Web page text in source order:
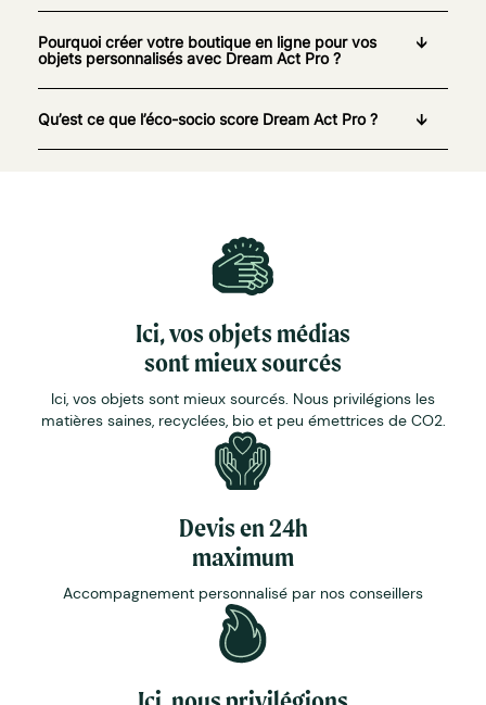
Pourquoi créer votre boutique en ligne pour vos
objets personnalisés avec Dream Act Pro ?
Qu’est ce que l’éco-socio score Dream Act Pro ?
Ici, vos objets médias
sont mieux sourcés
Ici, vos objets sont mieux sourcés. Nous privilégions les
matières saines, recyclées, bio et peu émettrices de CO2.
Devis en 24h
maximum
Accompagnement personnalisé par nos conseillers